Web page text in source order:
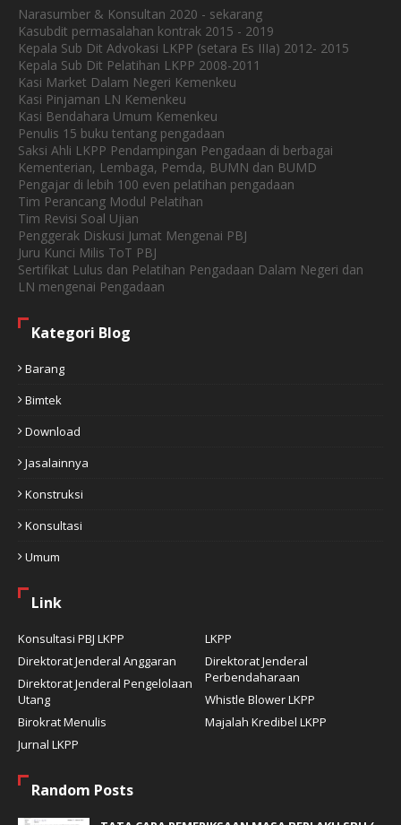
Narasumber & Konsultan 2020 - sekarang
Kasubdit permasalahan kontrak 2015 - 2019
Kepala Sub Dit Advokasi LKPP (setara Es IIIa) 2012- 2015
Kepala Sub Dit Pelatihan LKPP 2008-2011
Kasi Market Dalam Negeri Kemenkeu
Kasi Pinjaman LN Kemenkeu
Kasi Bendahara Umum Kemenkeu
Penulis 15 buku tentang pengadaan
Saksi Ahli LKPP Pendampingan Pengadaan di berbagai
Kementerian, Lembaga, Pemda, BUMN dan BUMD
Pengajar di lebih 100 even pelatihan pengadaan
Tim Perancang Modul Pelatihan
Tim Revisi Soal Ujian
Penggerak Diskusi Jumat Mengenai PBJ
Juru Kunci Milis ToT PBJ
Sertifikat Lulus dan Pelatihan Pengadaan Dalam Negeri dan
LN mengenai Pengadaan
Kategori Blog
Barang
Bimtek
Download
Jasalainnya
Konstruksi
Konsultasi
Umum
Link
Konsultasi PBJ LKPP
LKPP
Direktorat Jenderal Anggaran
Direktorat Jenderal
Perbendaharaan
Direktorat Jenderal Pengelolaan
Utang
Whistle Blower LKPP
Birokrat Menulis
Majalah Kredibel LKPP
Jurnal LKPP
Random Posts